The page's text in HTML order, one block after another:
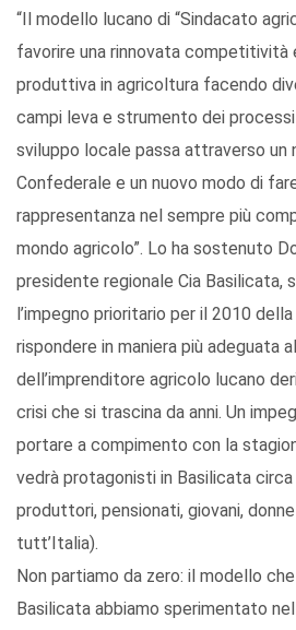
“Il modello lucano di “Sindacato
favorire una rinnovata competitività
produttiva in agricoltura facendo
campi leva e strumento dei
sviluppo locale passa attraverso un
Confederale e un nuovo modo di
rappresentanza nel sempre più
mondo agricolo”. Lo ha sostenuto
presidente regionale Cia Basilicata,
l’impegno prioritario per il 2010
rispondere in maniera più adeguata
dell’imprenditore agricolo lucano
crisi che si trascina da anni. Un
portare a compimento con la
vedrà protagonisti in Basilicata
produttori, pensionati, giovani,
tutt’Italia).
Non partiamo da zero: il modello
Basilicata abbiamo sperimentato